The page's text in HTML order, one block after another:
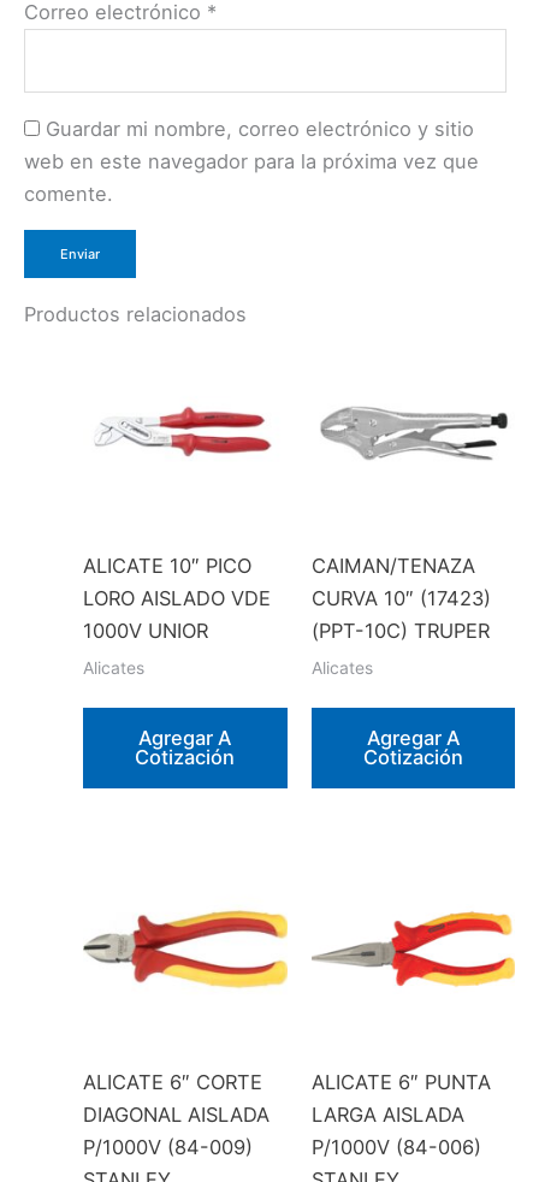
Correo electrónico *
Guardar mi nombre, correo electrónico y sitio
web en este navegador para la próxima vez que
comente.
Productos relacionados
ALICATE 10″ PICO
LORO AISLADO VDE
1000V UNIOR
Alicates
Agregar A
Cotización
CAIMAN/TENAZA
CURVA 10″ (17423)
(PPT-10C) TRUPER
Alicates
Agregar A
Cotización
ALICATE 6″ CORTE
DIAGONAL AISLADA
P/1000V (84-009)
ALICATE 6″ PUNTA
LARGA AISLADA
P/1000V (84-006)